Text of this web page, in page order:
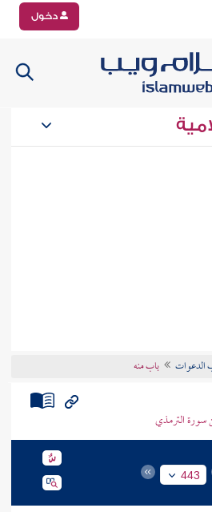
دخول
الدعوات باب منه
الترمذي
443